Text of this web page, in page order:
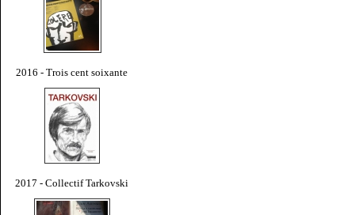
2016 - Trois cent soixante
2017 - Collectif Tarkovski